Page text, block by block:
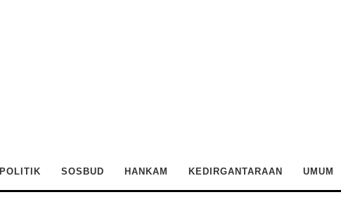
POLITIK SOSBUD HANKAM KEDIRGANTARAAN UMUM